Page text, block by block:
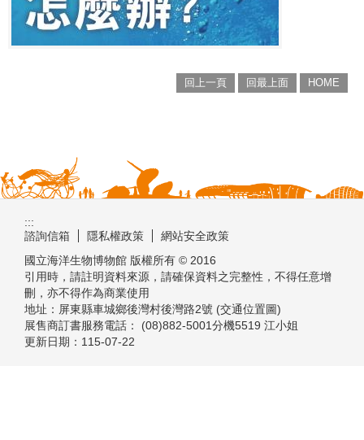
回上一頁 回最上面 HOME
:::
諮詢信箱
隱私權政策
網站安全政策
國立海洋生物博物館 版權所有 © 2016
引用時，請註明資料來源，請確保資料之完整性，不得任意增
刪，亦不得作為商業使用
地址：屏東縣車城鄉後灣村後灣路2號 (交通位置圖)
展售商訂書服務電話： (08)882-5001分機5519 江小姐
更新日期： 115-07-22